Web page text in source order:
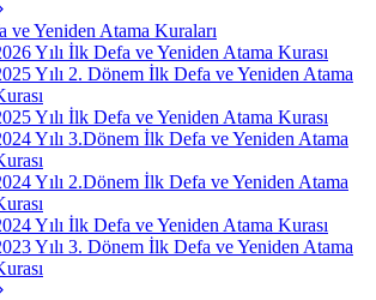
ve Yeniden Atama Kuraları
Yılı İlk Defa ve Yeniden Atama Kurası
Yılı 2. Dönem İlk Defa ve Yeniden Atama
Yılı İlk Defa ve Yeniden Atama Kurası
Yılı 3.Dönem İlk Defa ve Yeniden Atama
Yılı 2.Dönem İlk Defa ve Yeniden Atama
Yılı İlk Defa ve Yeniden Atama Kurası
Yılı 3. Dönem İlk Defa ve Yeniden Atama